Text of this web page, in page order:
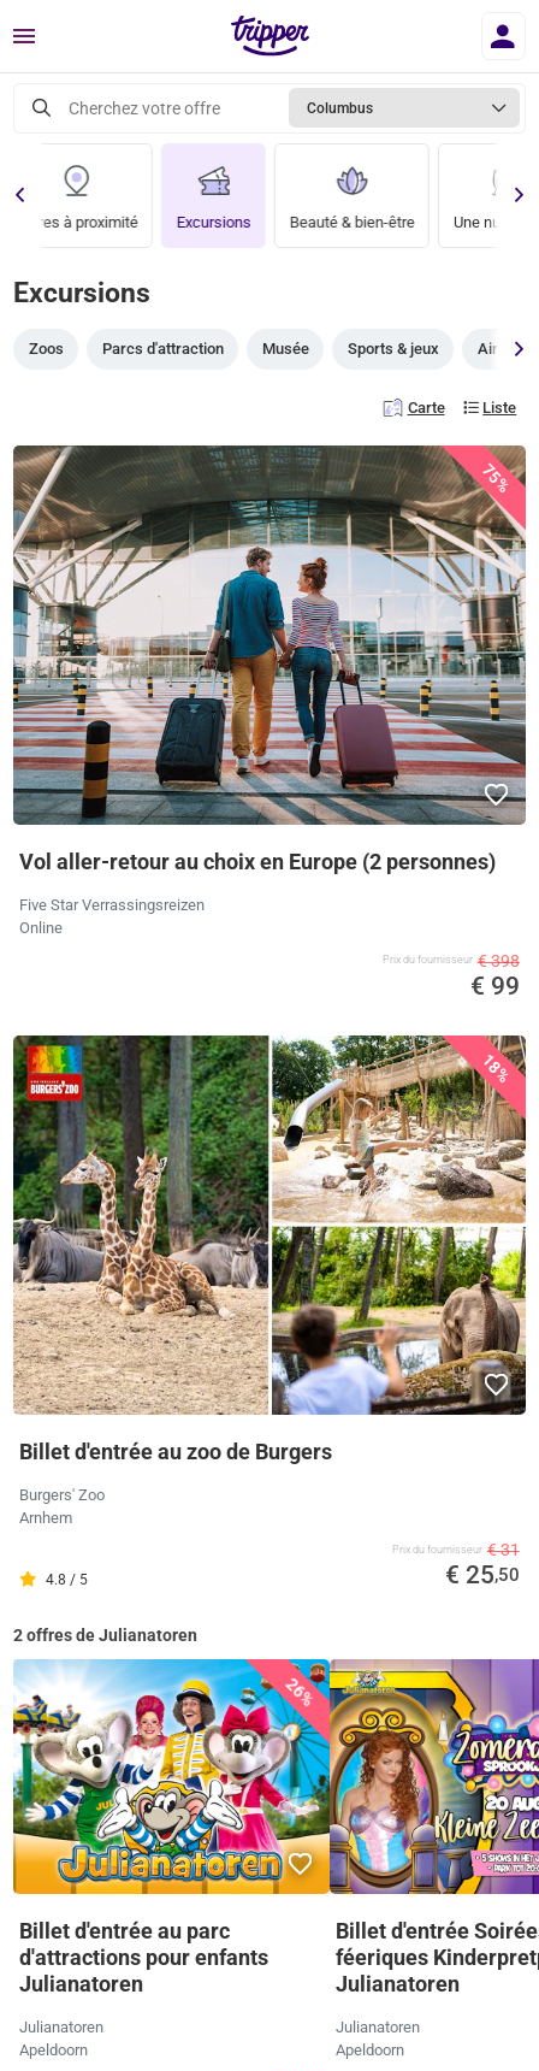
Menu
Cherchez votre offre Columbus
Offres à proximité Excursions Beauté & bien-être Une nuit en
Excursions
Zoos Parcs d'attraction Musée Sports & jeux Aire de
Carte Liste
75%
Vol aller-retour au choix en Europe (2 personnes)
Five Star Verrassingsreizen
Online
Prix ​​du fournisseur € 398
€ 99
18%
Billet d'entrée au zoo de Burgers
Burgers' Zoo
Arnhem
4.8 / 5
Prix ​​du fournisseur € 31
€ 25,50
2 offres de Julianatoren
26%
Billet d'entrée au parc
d'attractions pour enfants
Julianatoren
Julianatoren
Apeldoorn
Billet d'entrée
féeriques
Julianatoren
Julianatoren
Apeldoorn